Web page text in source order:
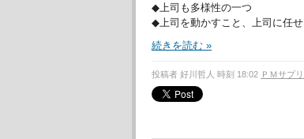
◆上司も多様性の一つ
◆上司を動かすこと、上司に任せ
続きを読む »
投稿者 好川哲人 時刻 18:02 ＰＭサプリ